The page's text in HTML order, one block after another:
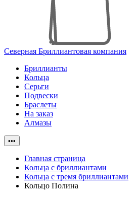
Северная Бриллиантовая компания
Бриллианты
Кольца
Серьги
Подвески
Браслеты
На заказ
Алмазы
•••
Главная страница
Кольца с бриллиантами
Кольца с тремя бриллиантами
Кольцо Полина